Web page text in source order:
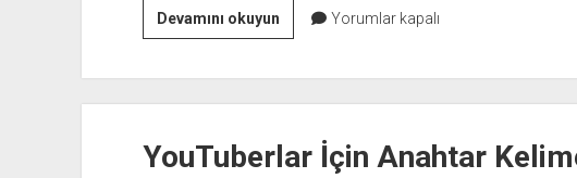
Devamını okuyunPlastik
Enjeksiyon
Yorumlar kapalı
YouTuberlar İçin Anahtar